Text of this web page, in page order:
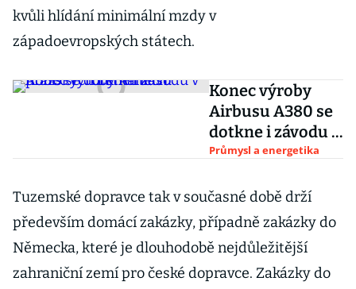
kvůli hlídání minimální mzdy v
západoevropských státech.
Konec výroby
Airbusu A380 se
dotkne i závodu v
pražských
Průmysl a energetika
Tuzemské dopravce tak v současné době drží
především domácí zakázky, případně zakázky do
Německa, které je dlouhodobě nejdůležitější
zahraniční zemí pro české dopravce. Zakázky do